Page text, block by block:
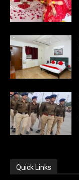
Quick Links